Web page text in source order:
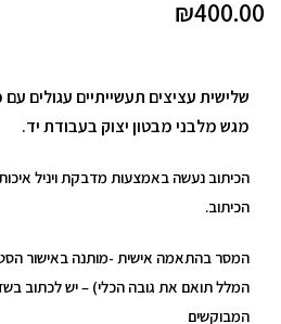
₪400.00
שלישית עציצים תעשייתיים עגולים
מגש מלבני מבטון יצוק בעבודת יד.
הכיתוב נעשה באמצעות מדבקת ויניל
הכיתוב.
המסר בהתאמה אישית -מותנה באישור
המלל תואם את גובה הכלי) – יש לכתוב
המבוקשים